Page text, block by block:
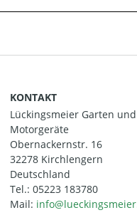
KONTAKT
Lückingsmeier Garten und
Motorgeräte
Obernackernstr. 16
32278 Kirchlengern
Deutschland
Tel.: 05223 183780
Mail: